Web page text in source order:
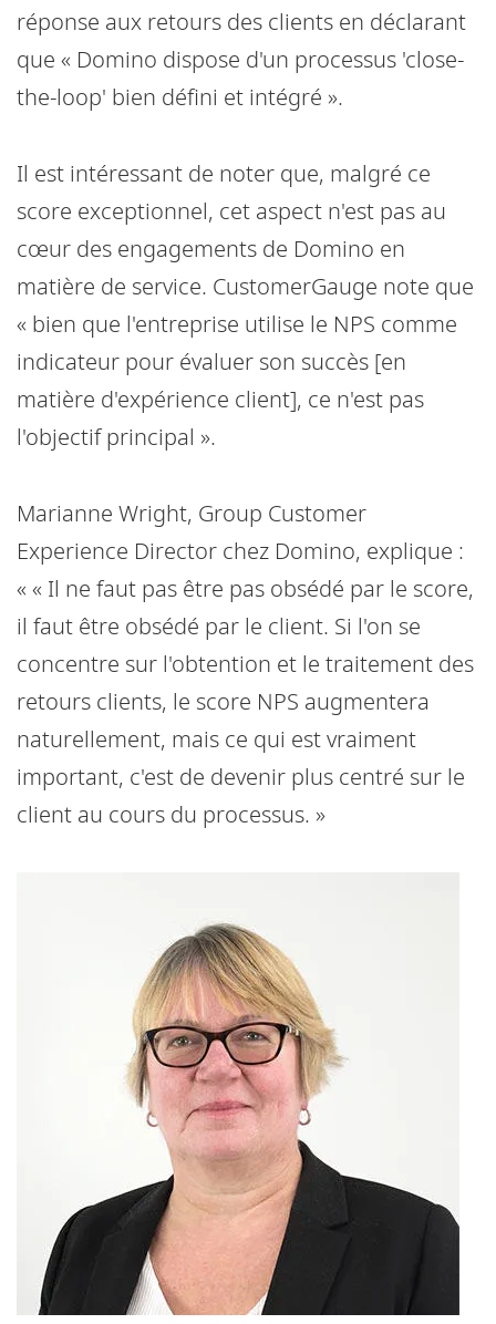
réponse aux retours des clients en déclarant
que « Domino dispose d'un processus 'close-
the-loop' bien défini et intégré ».
Il est intéressant de noter que, malgré ce
score exceptionnel, cet aspect n'est pas au
cœur des engagements de Domino en
matière de service. CustomerGauge note que
« bien que l'entreprise utilise le NPS comme
indicateur pour évaluer son succès [en
matière d'expérience client], ce n'est pas
l'objectif principal ».
Marianne Wright, Group Customer
Experience Director chez Domino, explique :
« « Il ne faut pas être pas obsédé par le score,
il faut être obsédé par le client. Si l'on se
concentre sur l'obtention et le traitement des
retours clients, le score NPS augmentera
naturellement, mais ce qui est vraiment
important, c'est de devenir plus centré sur le
client au cours du processus. »